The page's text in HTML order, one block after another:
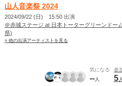
山人音楽祭 2024
2024/09/22 (日) 15:50 出演
＠赤城ステージ at 日本トーターグリーンドー
県)
» 他の出演アーティストを見る
気になる
--人
参
5人